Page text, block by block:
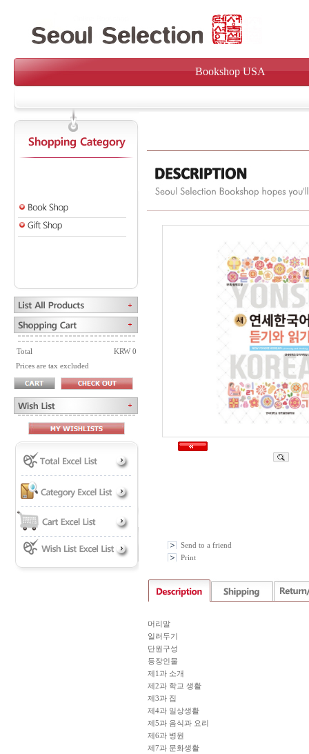
Bookshop USA
Total
KRW 0
Prices are tax excluded
Send to a friend
Print
머리말
일러두기
단원구성
등장인물
제1과 소개
제2과 학교 생활
제3과 집
제4과 일상생활
제5과 음식과 요리
제6과 병원
제7과 문화생활